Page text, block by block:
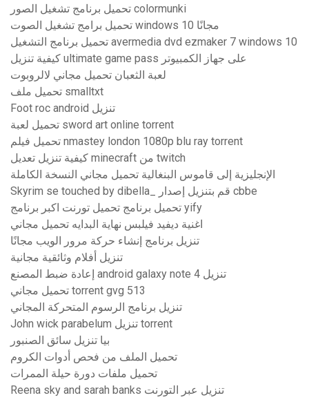
تحميل برنامج تشغيل الصور colormunki
تحميل برامج تشغيل الصوت windows 10 مجانًا
تحميل برنامج التشغيل avermedia dvd ezmaker 7 windows 10
كيفية تنزيل ultimate game pass على جهاز الكمبيوتر
لعبة الثعبان تحميل مجاني لالروبوت
تحميل ملف smalltxt
Foot roc android تنزيل
تحميل لعبة sword art online torrent
تحميل فيلم nmastey london 1080p blu ray torrent
كيفية تنزيل تعديل minecraft من twitch
الإنجليزية إلى قاموس البنغالية تحميل مجاني النسخة الكاملة
Skyrim se touched by dibella_ قم بتنزيل إصدار cbbe
تحميل برنامج تحميل تورنت اكبر برنامج yify
اغنية ديفيد فيلبس نهاية البدايه تحميل مجاني
تنزيل برنامج إنشاء حركة مرور الويب مجانًا
تنزيل أفلام وثائقية مجانية
إعادة ضبط المصنع android galaxy note 4 تنزيل
تحميل مجاني torrent gvg 513
تنزيل برنامج الرسوم المتحركة المجاني
John wick parabelum تنزيل torrent
بيا تنزيل سائق الصنبور
تحميل الملف من فحص أدوات الكروم
تحميل ملفات دورة حيلة الممرات
Reena sky and sarah banks تنزيل عبر التورنت